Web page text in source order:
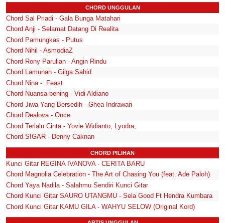
CHORD UNGGULAN
Chord Sal Priadi - Gala Bunga Matahari
Chord Anji - Selamat Datang Di Realita
Chord Pamungkas - Putus
Chord Nihil - AsmodiaZ
Chord Rony Parulian - Angin Rindu
Chord Lamunan - Gilga Sahid
Chord Nina - .Feast
Chord Nuansa bening - Vidi Aldiano
Chord Jiwa Yang Bersedih - Ghea Indrawari
Chord Dealova - Once
Chord Terlalu Cinta - Yovie Widianto, Lyodra,
Chord SIGAR - Denny Caknan
CHORD PILIHAN
Kunci Gitar REGINA IVANOVA - CERITA BARU
Chord Magnolia Celebration - The Art of Chasing You (feat. Ade Paloh)
Chord Yaya Nadila - Salahmu Sendiri Kunci Gitar
Chord Kunci Gitar SAURO UTANGMU - Sela Good Ft Hendra Kumbara
Chord Kunci Gitar KAMU GILA - WAHYU SELOW (Original Kord)